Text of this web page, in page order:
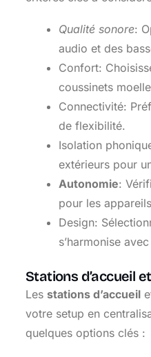
Qualité sonore:
audio et des
Confort:
coussinets
Connectivité:
de flexibilité.
Isolation
extérieurs pour
Autonomie:
pour les
Design:
s’harmonise
Stations d’accueil
Les stations d’accueil
votre setup en
quelques options clés :